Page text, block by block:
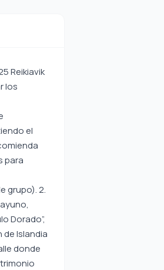
Reikiavik
los
el
para
grupo). 2.
Dorado”,
Islandia
donde